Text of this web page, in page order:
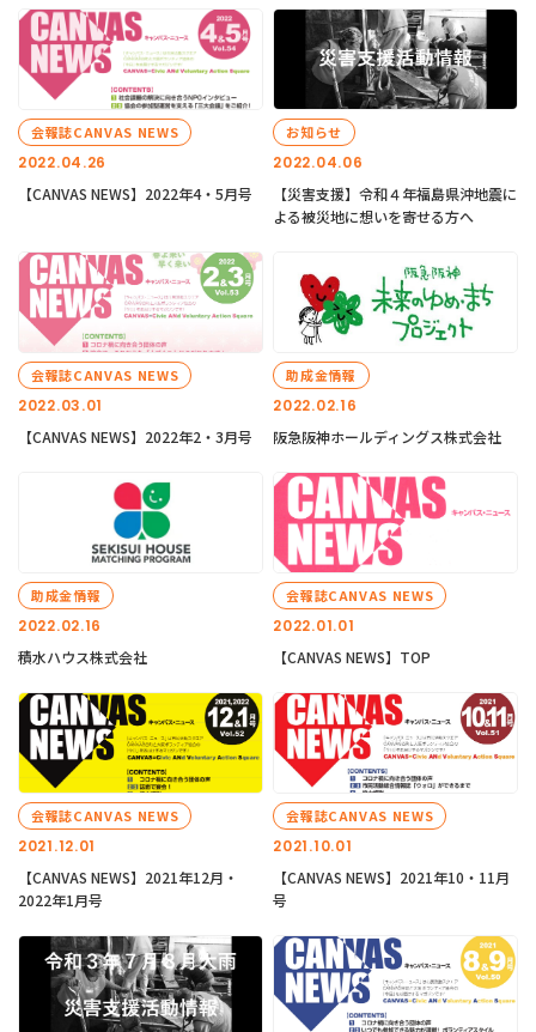
2022.04.26
会報誌CANVAS NEWS
【CANVAS NEWS】2022年4・5月号
2022.04.06
お知らせ
【災害支援】令和４年福島県沖地震に
よる被災地に想いを寄せる方へ
2022.03.01
会報誌CANVAS NEWS
【CANVAS NEWS】2022年2・3月号
2022.02.16
助成金情報
阪急阪神ホールディングス株式会社
2022.02.16
助成金情報
積水ハウス株式会社
2022.01.01
会報誌CANVAS NEWS
【CANVAS NEWS】TOP
2021.12.01
会報誌CANVAS NEWS
【CANVAS NEWS】2021年12月・
2022年1月号
2021.10.01
会報誌CANVAS NEWS
【CANVAS NEWS】2021年10・11月
号